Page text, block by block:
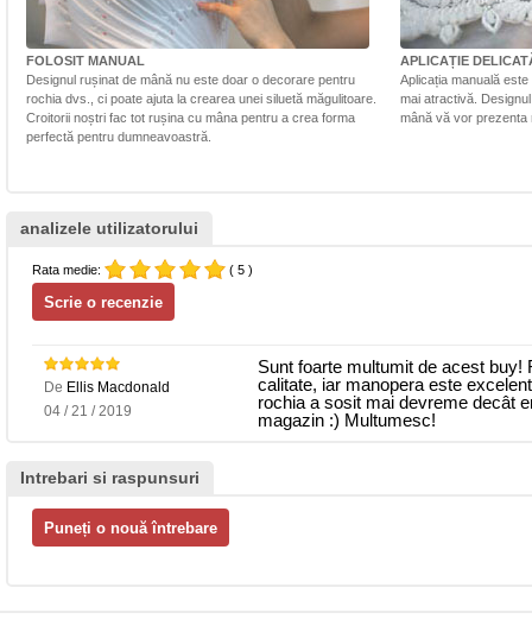
FOLOSIT MANUAL
Designul rușinat de mână nu este doar o decorare pentru
rochia dvs., ci poate ajuta la crearea unei siluetă măgulitoare.
Croitorii noștri fac tot rușina cu mâna pentru a crea forma
perfectă pentru dumneavoastră.
APLICAȚIE
Aplicația manuală
mai atractivă.
mână vă vor prezenta
analizele utilizatorului
Rata medie: ( 5 )
De Ellis Macdonald
04 / 21 / 2019
Sunt foarte multumit de acest buy!
calitate, iar manopera este
rochia a sosit mai devreme decât
magazin :) Multumesc!
Intrebari si raspunsuri